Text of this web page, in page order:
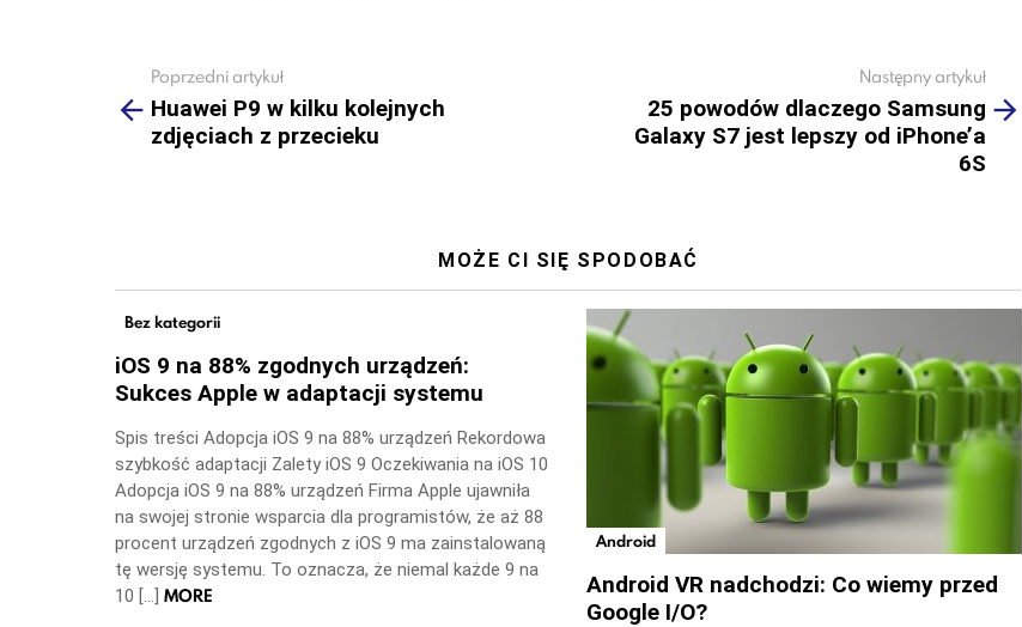
more
Poprzedni artykuł
Huawei P9 w kilku kolejnych
zdjęciach z przecieku
Następny artykuł
25 powodów dlaczego Samsung
Galaxy S7 jest lepszy od iPhone’a
6S
MOŻE CI SIĘ SPODOBAĆ
Bez kategorii
iOS 9 na 88% zgodnych urządzeń:
Sukces Apple w adaptacji systemu
Spis treści Adopcja iOS 9 na 88% urządzeń Rekordowa
szybkość adaptacji Zalety iOS 9 Oczekiwania na iOS 10
Adopcja iOS 9 na 88% urządzeń Firma Apple ujawniła
na swojej stronie wsparcia dla programistów, że aż 88
procent urządzeń zgodnych z iOS 9 ma zainstalowaną
tę wersję systemu. To oznacza, że niemal każde 9 na
10 […] MORE
Android
Android VR nadchodzi: Co wiemy przed
Google I/O?